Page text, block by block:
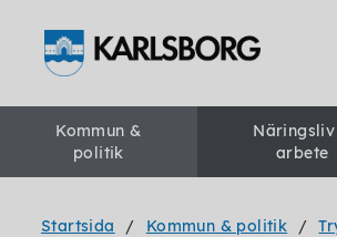
Kommun &
politik
arbete
Startsida Kommun & politik